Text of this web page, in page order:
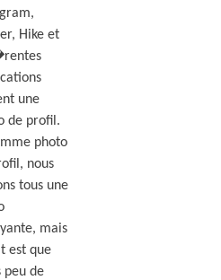
Hike et
une
de profil.
photo
nous
tous une
mais
est que
de